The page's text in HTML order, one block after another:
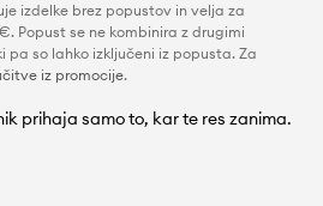
izdelke brez popustov in velja za
Popust se ne kombinira z drugimi
pa so lahko izključeni iz popusta. Za
iz promocije.
prihaja samo to, kar te res zanima.